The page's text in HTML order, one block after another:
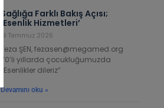
Sağlığa Farklı Bakış Açısı;
‘Esenlik Hizmetleri’
19 Temmuz 2026
Feza ŞEN, fezasen@megamed.org
70’li yıllarda çocukluğumuzda
“Esenlikler dileriz”
Devamını oku »